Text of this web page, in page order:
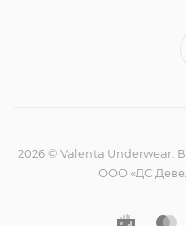
2026 © Valenta Underwear:
ООО «ДС